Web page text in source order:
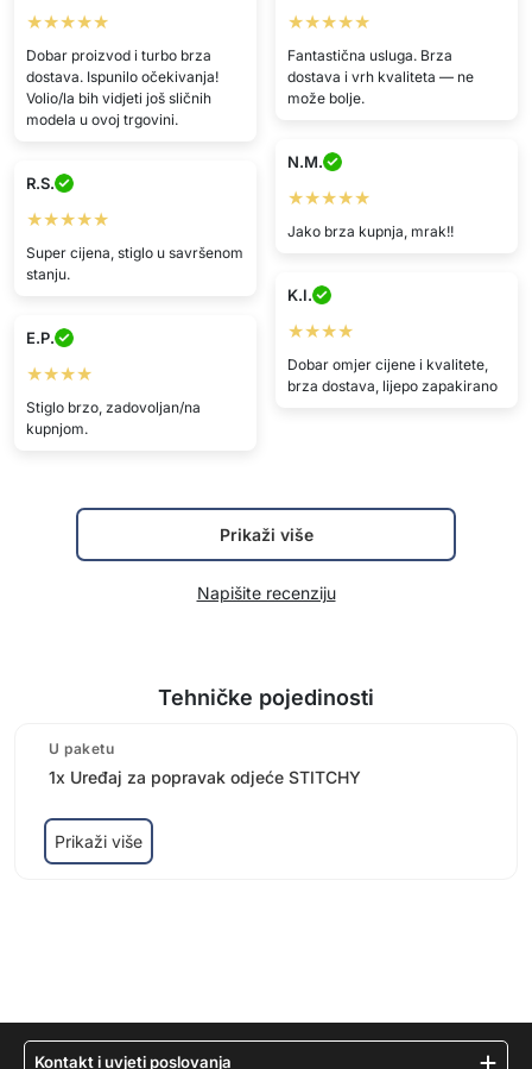
★★★★★
Dobar proizvod i turbo brza
dostava. Ispunilo očekivanja!
Volio/la bih vidjeti još sličnih
modela u ovoj trgovini.
★★★★★
Fantastična usluga. Brza
dostava i vrh kvaliteta — ne
može bolje.
N.M.
★★★★★
Jako brza kupnja, mrak!!
R.S.
★★★★★
Super cijena, stiglo u savršenom
stanju.
K.I.
★★★★
Dobar omjer cijene i kvalitete,
brza dostava, lijepo zapakirano
E.P.
★★★★
Stiglo brzo, zadovoljan/na
kupnjom.
Prikaži više
Napišite recenziju
Tehničke pojedinosti
U paketu
1x Uređaj za popravak odjeće STITCHY
Prikaži više
Kontakt i uvjeti poslovanja